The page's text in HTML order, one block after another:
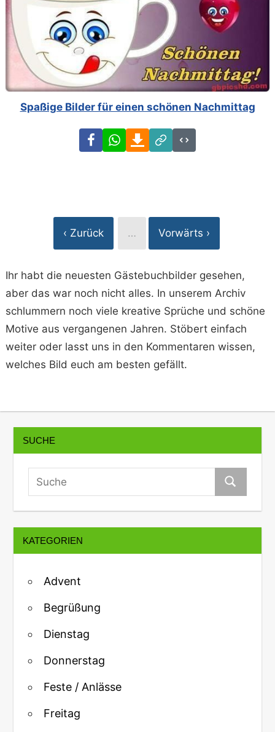
Spaßige Bilder für einen schönen Nachmittag
FacebookWhatsAppDownload
Link
Code
‹ Zurück … Vorwärts ›
Ihr habt die neuesten Gästebuchbilder gesehen,
aber das war noch nicht alles. In unserem Archiv
schlummern noch viele kreative Sprüche und schöne
Motive aus vergangenen Jahren. Stöbert einfach
weiter oder lasst uns in den Kommentaren wissen,
welches Bild euch am besten gefällt.
SUCHE
KATEGORIEN
Advent
Begrüßung
Dienstag
Donnerstag
Feste / Anlässe
Freitag